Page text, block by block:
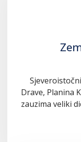
Drave, Planina
zauzima veliki